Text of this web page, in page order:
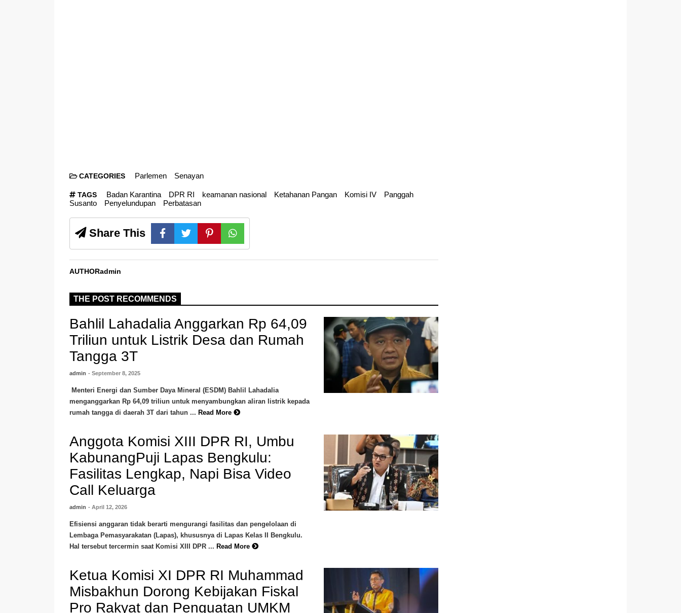
CATEGORIES Parlemen Senayan
TAGS Badan Karantina DPR RI keamanan nasional Ketahanan Pangan Komisi IV
Panggah
Susanto
Penyelundupan Perbatasan
Share This
AUTHORadmin
THE POST RECOMMENDS
Bahlil Lahadalia Anggarkan Rp 64,09
Triliun untuk Listrik Desa dan Rumah
Tangga 3T
admin - September 8, 2025
Menteri Energi dan Sumber Daya Mineral (ESDM) Bahlil Lahadalia
menganggarkan Rp 64,09 triliun untuk menyambungkan aliran listrik kepada
rumah tangga di daerah 3T dari tahun ... Read More
Anggota Komisi XIII DPR RI, Umbu
KabunangPuji Lapas Bengkulu:
Fasilitas Lengkap, Napi Bisa Video
Call Keluarga
admin - April 12, 2026
Efisiensi anggaran tidak berarti mengurangi fasilitas dan pengelolaan di
Lembaga Pemasyarakatan (Lapas), khususnya di Lapas Kelas II Bengkulu.
Hal tersebut tercermin saat Komisi XIII DPR ... Read More
Ketua Komisi XI DPR RI Muhammad
Misbakhun Dorong Kebijakan Fiskal
Pro Rakyat dan Penguatan UMKM